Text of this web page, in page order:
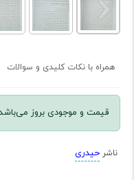
همراه با نکات کلیدی و سوالات
قیمت و موجودی بروز
ناشر حیدری